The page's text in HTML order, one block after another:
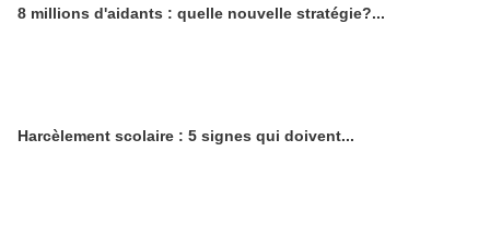
8 millions d'aidants : quelle nouvelle stratégie?...
Harcèlement scolaire : 5 signes qui doivent...